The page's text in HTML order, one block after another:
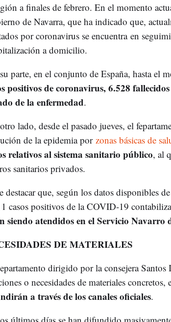
a finales de febrero. En el momento
de Navarra, que ha indicado que,
por coronavirus se encuentra en
a domicilio.
parte, en el conjunto de España, hasta el
positivos de coronavirus, 6.528
de la enfermedad.
lado, desde el pasado jueves, el
de la epidemia por zonas básicas de
relativos al sistema sanitario público, al
sanitarios privados.
destacar que, según los datos disponibles
casos positivos de la COVID-19
siendo atendidos en el Servicio Navarro
DE MATERIALES
dirigido por la consejera Santos
o necesidades de materiales concretos,
a través de los canales oficiales.